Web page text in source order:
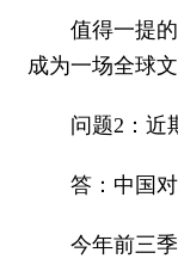
值得一提
成为一场全球
问题2：近
答：中国
今年前三